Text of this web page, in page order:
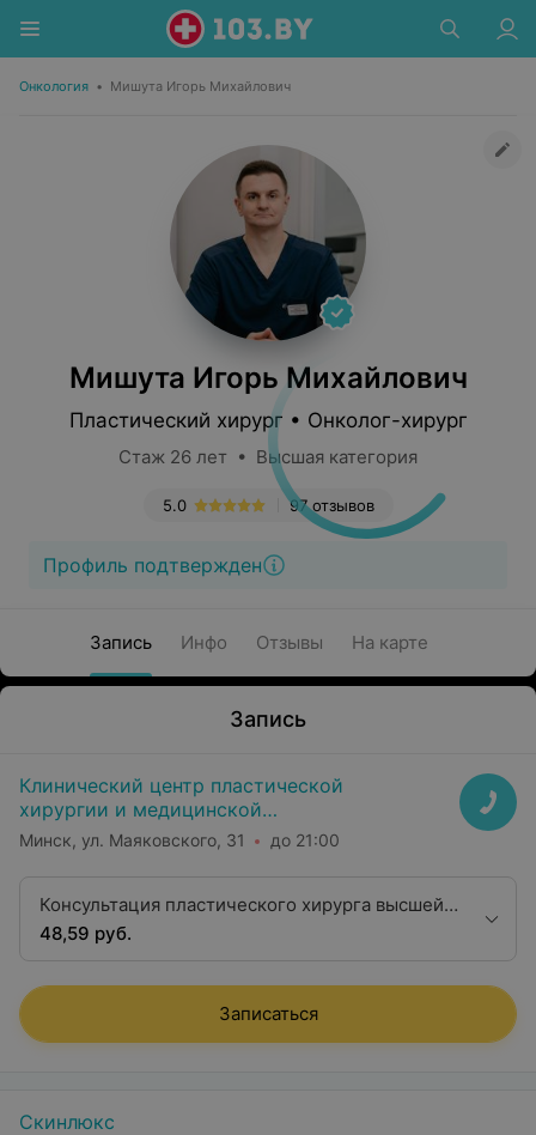
Онкология • Мишута Игорь Михайлович
Мишута Игорь Михайлович
Пластический хирург • Онколог-хирург
Стаж 26 лет • Высшая категория
97 отзывов
5.0
Профиль подтвержден
Запись Инфо Отзывы На карте
Запись
Клинический центр пластической
хирургии и медицинской
косметологии
Минск, ул. Маяковского, 31 до 21:00
Консультация пластического хирурга высшей
квалификационной категории
48,59 руб.
Записаться
Скинлюкс